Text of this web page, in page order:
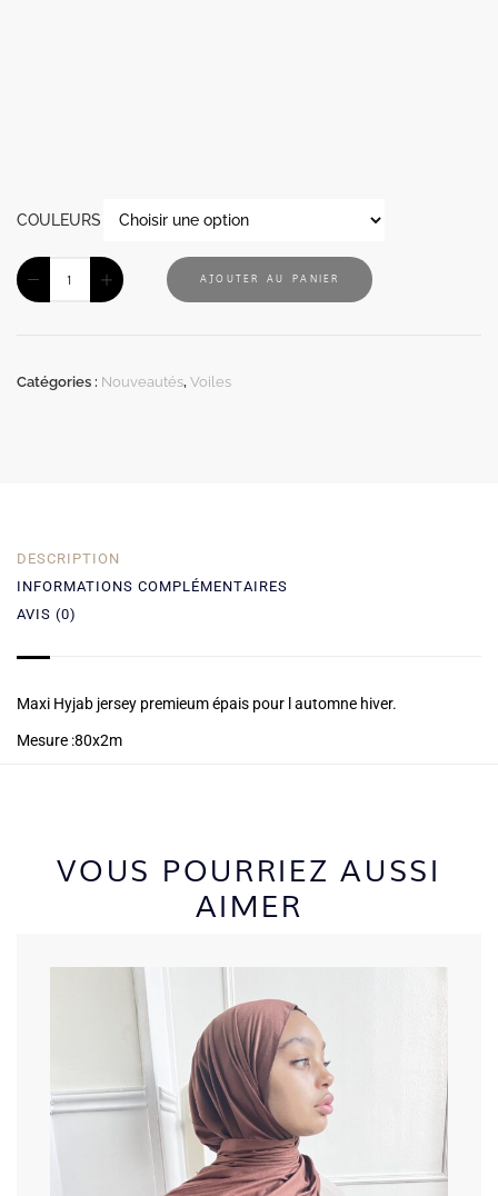
COULEURS
AJOUTER AU PANIER
Catégories : Nouveautés, Voiles
DESCRIPTION
INFORMATIONS COMPLÉMENTAIRES
AVIS (0)
Maxi Hyjab jersey premieum épais pour l automne hiver.
Mesure :80x2m
VOUS POURRIEZ AUSSI
AIMER